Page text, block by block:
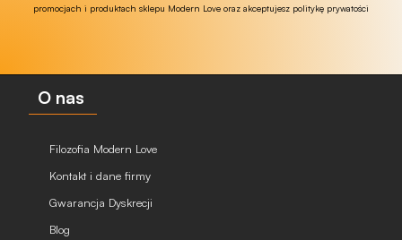
promocjach i produktach sklepu Modern Love oraz akceptujesz politykę prywatości
O nas
Filozofia Modern Love
Kontakt i dane firmy
Gwarancja Dyskrecji
Blog